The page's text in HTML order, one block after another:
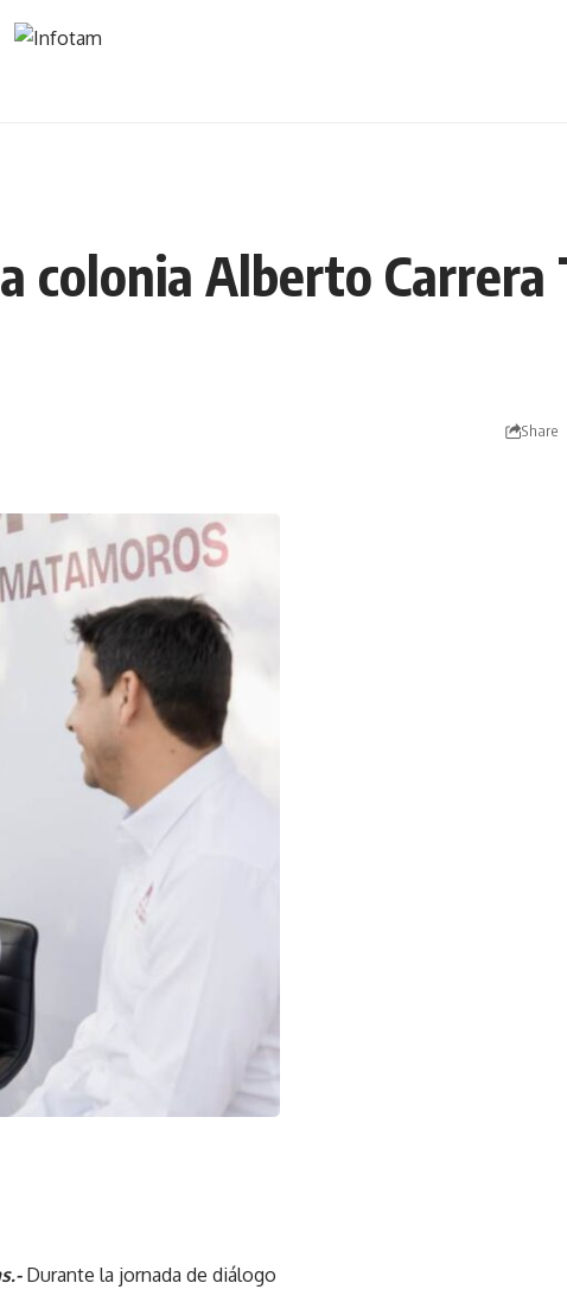
colonia Alberto Carrera
Share
Durante la jornada de diálogo